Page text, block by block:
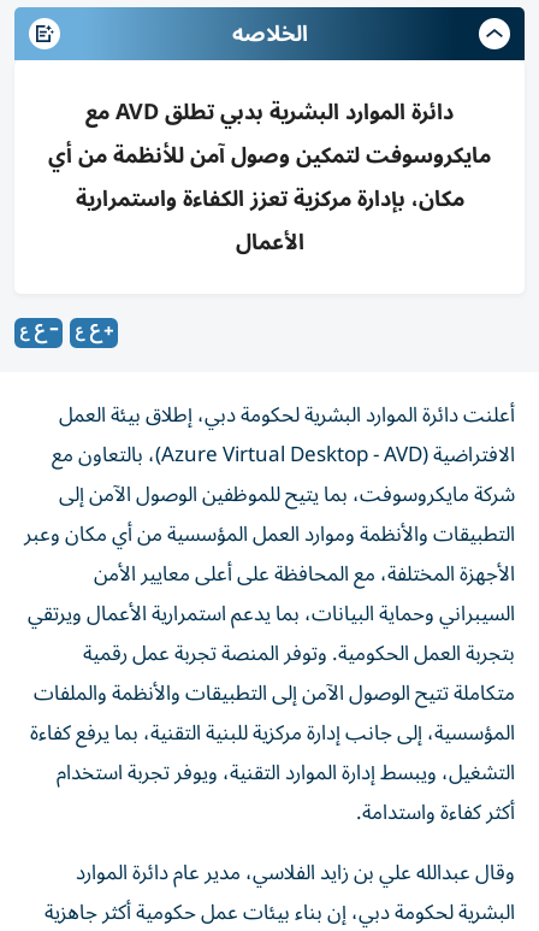
الخلاصه
دائرة الموارد البشرية بدبي تطلق AVD مع
مايكروسوفت لتمكين وصول آمن للأنظمة من أي
مكان، بإدارة مركزية تعزز الكفاءة واستمرارية
الأعمال
أعلنت دائرة الموارد البشرية لحكومة دبي، إطلاق بيئة العمل
الافتراضية (Azure Virtual Desktop - AVD)، بالتعاون مع
شركة مايكروسوفت، بما يتيح للموظفين الوصول الآمن إلى
التطبيقات والأنظمة وموارد العمل المؤسسية من أي مكان وعبر
الأجهزة المختلفة، مع المحافظة على أعلى معايير الأمن
السيبراني وحماية البيانات، بما يدعم استمرارية الأعمال ويرتقي
بتجربة العمل الحكومية. وتوفر المنصة تجربة عمل رقمية
متكاملة تتيح الوصول الآمن إلى التطبيقات والأنظمة والملفات
المؤسسية، إلى جانب إدارة مركزية للبنية التقنية، بما يرفع كفاءة
التشغيل، ويبسط إدارة الموارد التقنية، ويوفر تجربة استخدام
أكثر كفاءة واستدامة.
وقال عبدالله علي بن زايد الفلاسي، مدير عام دائرة الموارد
البشرية لحكومة دبي، إن بناء بيئات عمل حكومية أكثر جاهزية